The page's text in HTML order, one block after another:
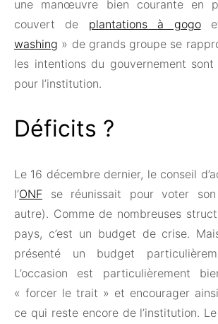
une manœuvre bien courante en
couvert de plantations à gogo
washing » de grands groupe se
les intentions du gouvernement
pour l’institution.
Déficits ?
Le 16 décembre dernier, le conseil
l’ONF se réunissait pour voter
autre). Comme de nombreuses
pays, c’est un budget de crise.
présenté un budget
L’occasion est particulièrement
« forcer le trait » et encourager
ce qui reste encore de l’institution.